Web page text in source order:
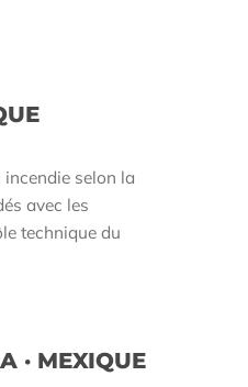
selon la
avec les
technique du
· MEXIQUE